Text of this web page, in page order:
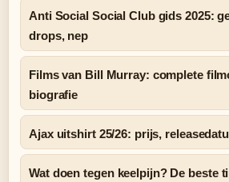
Anti Social Social Club gids 2025:
drops, nep
Films van Bill Murray: complete
biografie
Ajax uitshirt 25/26: prijs,
Wat doen tegen keelpijn? De beste